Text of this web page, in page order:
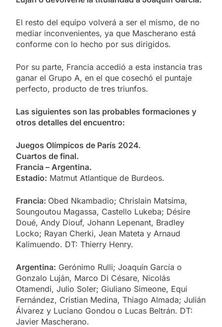
El resto del equipo volverá a ser el mismo, de no
mediar inconvenientes, ya que Mascherano está
conforme con lo hecho por sus dirigidos.
Por su parte, Francia accedió a esta instancia tras
ganar el Grupo A, en el que cosechó el puntaje
perfecto, producto de tres triunfos.
Las siguientes son las probables formaciones y
otros detalles del encuentro:
Juegos Olímpicos de París 2024.
Cuartos de final.
Francia – Argentina.
Estadio: Matmut Atlantique de Burdeos.
Francia: Obed Nkambadio; Chrislain Matsima,
Soungoutou Magassa, Castello Lukeba; Désire
Doué, Andy Diouf, Johann Lepenant, Bradley
Locko; Rayan Cherki, Jean Mateta y Arnaud
Kalimuendo. DT: Thierry Henry.
Argentina: Gerónimo Rulli; Joaquín García o
Gonzalo Luján, Marco Di Césare, Nicolás
Otamendi, Julio Soler; Giuliano Simeone, Equi
Fernández, Cristian Medina, Thiago Almada; Julián
Álvarez y Luciano Gondou o Lucas Beltrán. DT:
Javier Mascherano.